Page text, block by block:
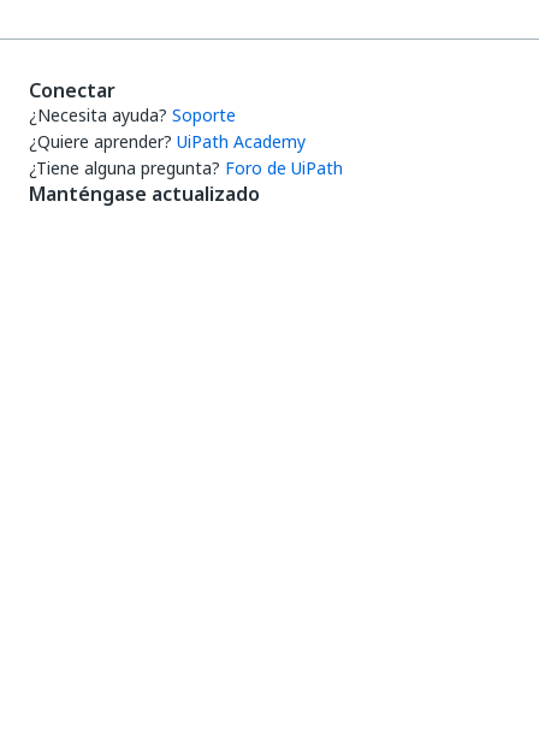
Conectar
¿Necesita ayuda? Soporte
¿Quiere aprender? UiPath Academy
¿Tiene alguna pregunta? Foro de UiPath
Manténgase actualizado